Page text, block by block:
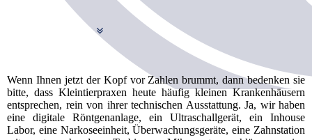
Wenn Ihnen jetzt der Kopf vor Zahlen brummt, dann bedenken sie
bitte, dass Kleintierpraxen heute häufig kleinen Krankenhäusern
entsprechen, rein von ihrer technischen Ausstattung. Ja, wir haben
eine digitale Röntgenanlage, ein Ultraschallgerät, ein Inhouse
Labor, eine Narkoseeinheit, Überwachungsgeräte, eine Zahnstation